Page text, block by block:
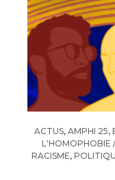
ACTUS, AMPHI 25,
L'HOMOPHOBIE
RACISME,